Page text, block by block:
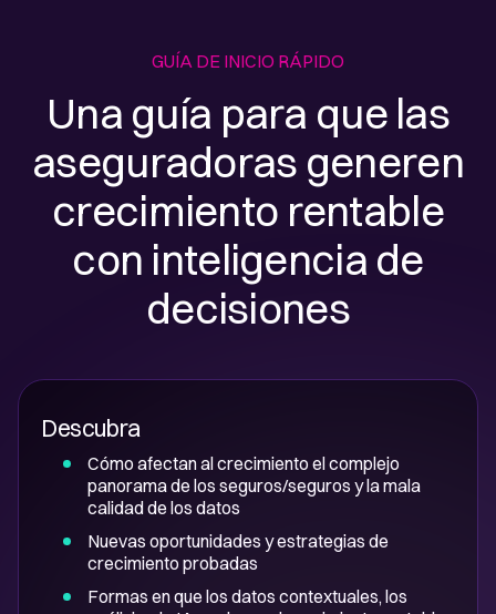
GUÍA DE INICIO RÁPIDO
Una guía para que las
aseguradoras generen
crecimiento rentable
con inteligencia de
decisiones
Descubra
Cómo afectan al crecimiento el complejo
panorama de los seguros/seguros y la mala
calidad de los datos
Nuevas oportunidades y estrategias de
crecimiento probadas
Formas en que los datos contextuales, los